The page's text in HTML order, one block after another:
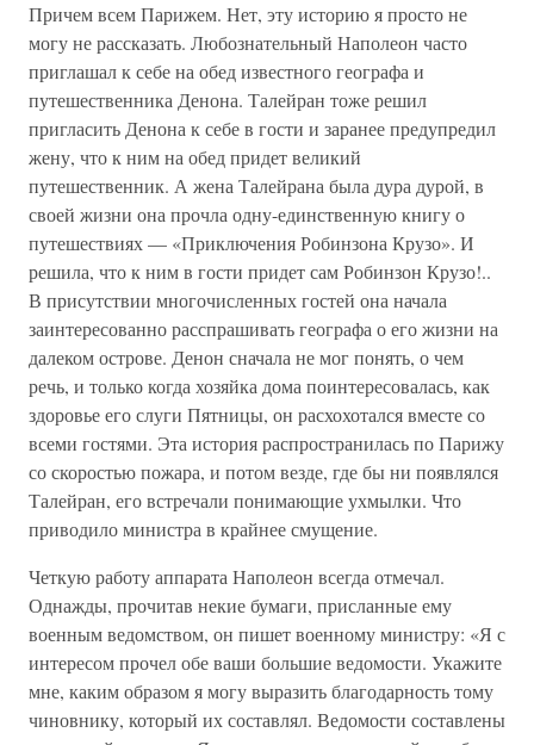
Причем всем Парижем. Нет, эту историю я просто не
могу не рассказать. Любознательный Наполеон часто
приглашал к себе на обед известного географа и
путешественника Денона. Талейран тоже решил
пригласить Денона к себе в гости и заранее предупредил
жену, что к ним на обед придет великий
путешественник. А жена Талейрана была дура дурой, в
своей жизни она прочла одну-единственную книгу о
путешествиях — «Приключения Робинзона Крузо». И
решила, что к ним в гости придет сам Робинзон Крузо!..
В присутствии многочисленных гостей она начала
заинтересованно расспрашивать географа о его жизни на
далеком острове. Денон сначала не мог понять, о чем
речь, и только когда хозяйка дома поинтересовалась, как
здоровье его слуги Пятницы, он расхохотался вместе со
всеми гостями. Эта история распространилась по Парижу
со скоростью пожара, и потом везде, где бы ни появлялся
Талейран, его встречали понимающие ухмылки. Что
приводило министра в крайнее смущение.
Четкую работу аппарата Наполеон всегда отмечал.
Однажды, прочитав некие бумаги, присланные ему
военным ведомством, он пишет военному министру: «Я с
интересом прочел обе ваши большие ведомости. Укажите
мне, каким образом я могу выразить благодарность тому
чиновнику, который их составлял. Ведомости составлены